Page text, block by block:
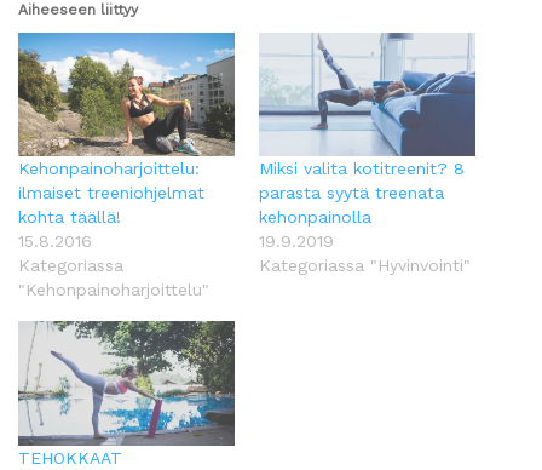
Aiheeseen liittyy
Kehonpainoharjoittelu:
ilmaiset treeniohjelmat
kohta täällä!
15.8.2016
Kategoriassa
"Kehonpainoharjoittelu"
Miksi valita kotitreenit? 8
parasta syytä treenata
kehonpainolla
19.9.2019
Kategoriassa "Hyvinvointi"
TEHOKKAAT